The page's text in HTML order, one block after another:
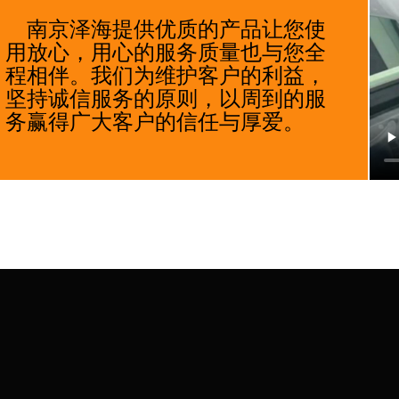
用放心，用心的服务质量也与您全
程相伴。我们为维护客户的利益，
坚持诚信服务的原则，以周到的服
务赢得广大客户的信任与厚爱。